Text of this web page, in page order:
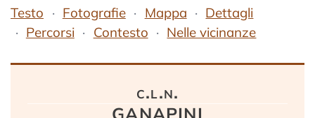
Testo Fotografie Mappa
Dettagli
Percorsi
Contesto Nelle vicinanze
c.l.n.